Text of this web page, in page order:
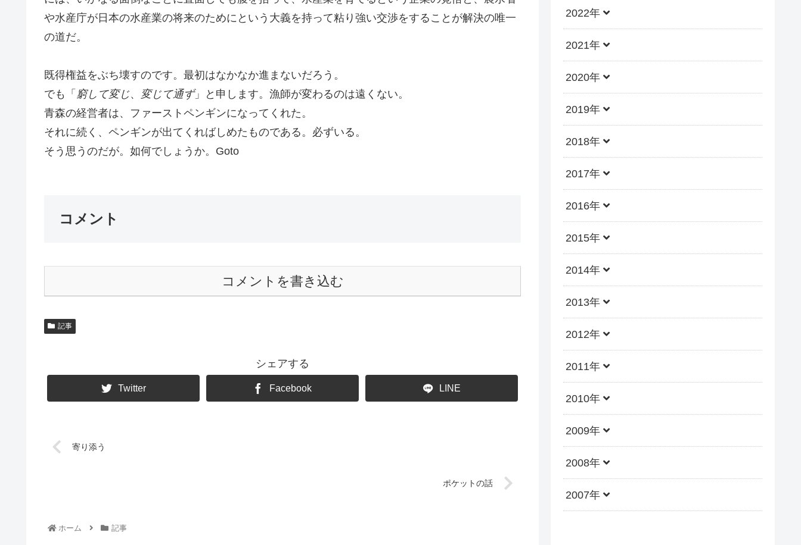
や水産庁が日本の水産業の将来のためにという大義を持って粘り強い交渉をすることが解決の唯一
の道だ。
既得権益をぶち壊すのです。最初はなかなか進まないだろう。
でも「 窮して変じ、 変じて通ず」と申します。漁師が変わるのは遠くない。
青森の経営者は、ファーストペンギンになってくれた。
それに続く、ペンギンが出てくればしめたものである。必ずいる。
そう思うのだが。如何でしょうか。Goto
コメント
コメントを書き込む
記事
シェアする
Twitter Facebook LINE
寄り添う
ポケットの話
ホーム 記事
2022年
2021年
2020年
2019年
2018年
2017年
2016年
2015年
2014年
2013年
2012年
2011年
2010年
2009年
2008年
2007年